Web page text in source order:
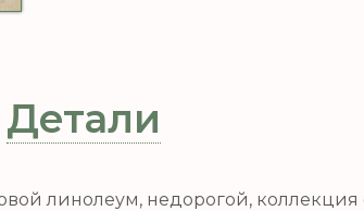
Детали
линолеум, недорогой,